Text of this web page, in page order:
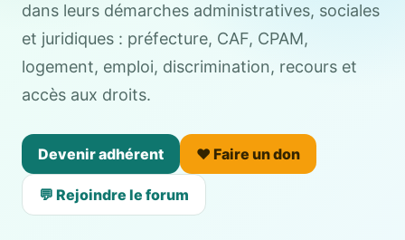
dans leurs démarches administratives, sociales
et juridiques : préfecture, CAF, CPAM,
logement, emploi, discrimination, recours et
accès aux droits.
Devenir adhérent ❤️ Faire un don
💬 Rejoindre le forum